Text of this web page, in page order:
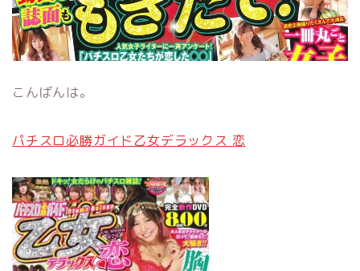
こんばんは。
パチスロ必勝ガイド乙女デラックス 恋